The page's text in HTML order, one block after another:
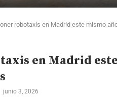
robotaxis en Madrid este mismo
en Madrid
junio 3, 2026